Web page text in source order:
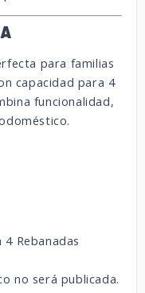
para familias
capacidad para 4
funcionalidad,
Rebanadas
no será publicada.